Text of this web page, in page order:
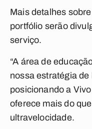
Mais detalhes
portfólio serão
serviço.
“A área de
nossa estratégia
posicionando a
oferece mais do
ultravelocidade.